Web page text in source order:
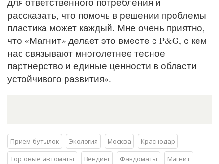
рассказать, что помочь в решении проблемы
пластика может каждый. Мне очень приятно,
что «Магнит» делает это вместе с P&G, с кем
нас связывают многолетнее тесное
партнерство и единые ценности в области
устойчивого развития».
Прием бутылок Экология Москва
Краснодар
Торговые автоматы
Вендинг Фандоматы Магнит